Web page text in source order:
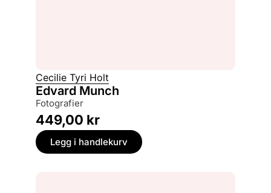
Cecilie Tyri Holt
Edvard Munch
fotografier
449,00 kr
Legg i handlekurv